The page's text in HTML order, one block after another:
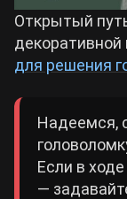
Открытый
для решения
Надеемся,
Если в
—